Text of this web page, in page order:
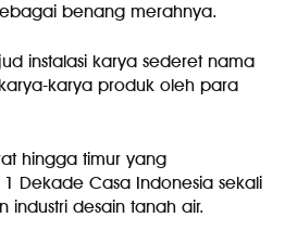
benang merahnya.
instalasi karya sederet nama
karya produk oleh para
hingga timur yang
Dekade Casa Indonesia sekali
desain tanah air.